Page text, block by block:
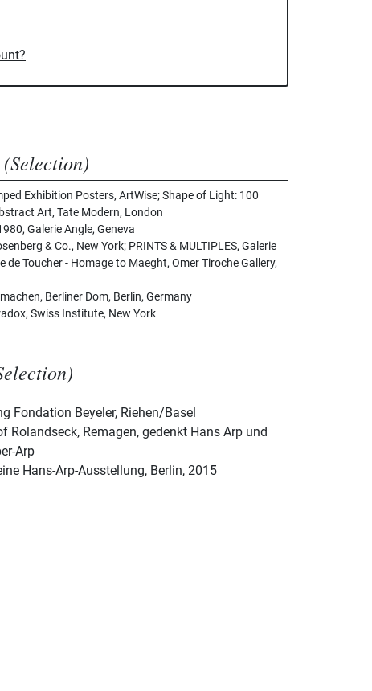
Exhibition Posters, ArtWise; Shape of Light: 100
Art, Tate Modern, London
Galerie Angle, Geneva
& Co., New York; PRINTS & MULTIPLES, Galerie
de Toucher - Homage to Maeght, Omer Tiroche Gallery,
Berliner Dom, Berlin, Germany
Swiss Institute, New York
Fondation Beyeler, Riehen/Basel
Rolandseck, Remagen, gedenkt Hans Arp und
Arp
Hans-Arp-Ausstellung, Berlin, 2015